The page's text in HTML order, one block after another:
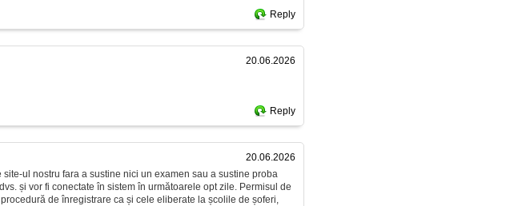
Reply
20.06.2026
Reply
20.06.2026
ul nostru fara a sustine nici un examen sau a sustine proba
și vor fi conectate în sistem în următoarele opt zile. Permisul de
de înregistrare ca și cele eliberate la școlile de șoferi,